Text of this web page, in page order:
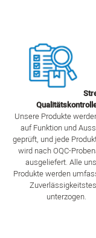
Unsere Produkte
auf Funktion und
geprüft, und jede
wird nach OQC-
ausgeliefert. Alle
Produkte werden
unterzogen.